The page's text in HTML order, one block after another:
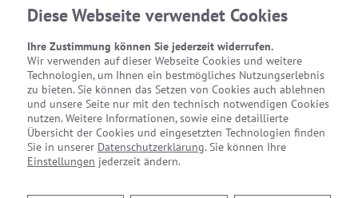
Diese Webseite verwendet Cookies
Ihre Zustimmung können Sie jederzeit widerrufen.
Wir verwenden auf dieser Webseite Cookies und weitere
Technologien, um Ihnen ein bestmögliches Nutzungserlebnis
zu bieten. Sie können das Setzen von Cookies auch ablehnen
und unsere Seite nur mit den technisch notwendigen Cookies
nutzen. Weitere Informationen, sowie eine detaillierte
Übersicht der Cookies und eingesetzten Technologien finden
Sie in unserer Datenschutzerklärung. Sie können Ihre
Einstellungen jederzeit ändern.